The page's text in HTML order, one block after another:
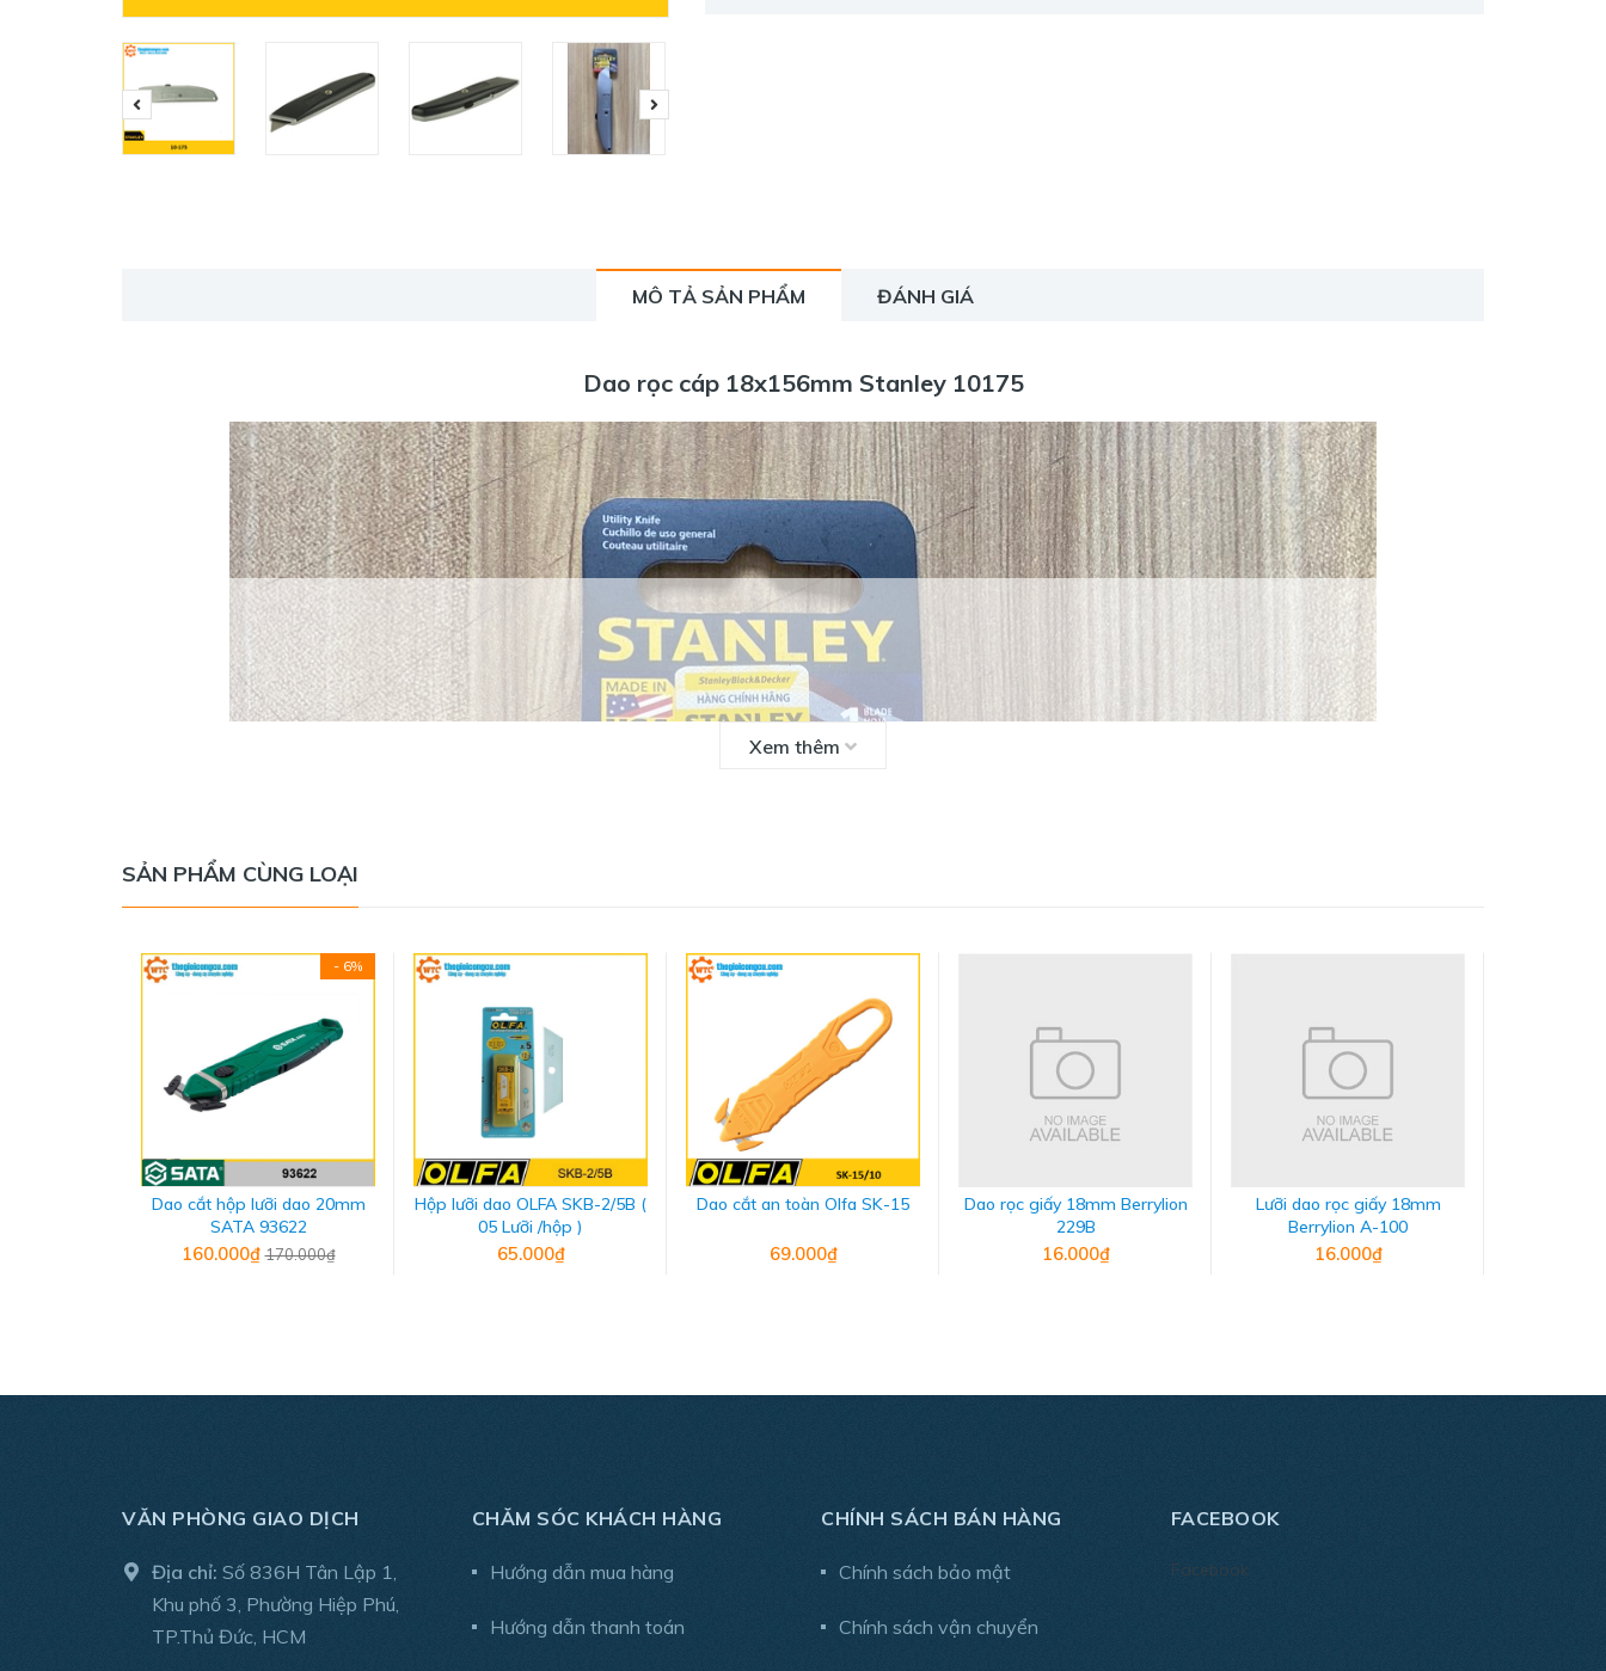
MÔ TẢ SẢN PHẨM ĐÁNH GIÁ
Dao rọc cáp 18x156mm Stanley 10175
Xem thêm
SẢN PHẨM CÙNG LOẠI
- 6%
Dao cắt hộp lưỡi dao 20mm
SATA 93622
160.000₫170.000₫
Hộp lưỡi dao OLFA SKB-2/5B (
05 Lưỡi /hộp )
65.000₫
Dao cắt an toàn Olfa SK-15
69.000₫
Dao rọc giấy 18mm Berrylion
229B
16.000₫
Lưỡi dao rọc giấy 18mm
Berrylion A-100
16.000₫
VĂN PHÒNG GIAO DỊCH
Địa chỉ: Số 836H Tân Lập 1,
Khu phố 3, Phường Hiệp Phú,
TP.Thủ Đức, HCM
CHĂM SÓC KHÁCH HÀNG
Hướng dẫn mua hàng
Hướng dẫn thanh toán
CHÍNH SÁCH BÁN HÀNG
Chính sách bảo mật
Chính sách vận chuyển
FACEBOOK
Facebook